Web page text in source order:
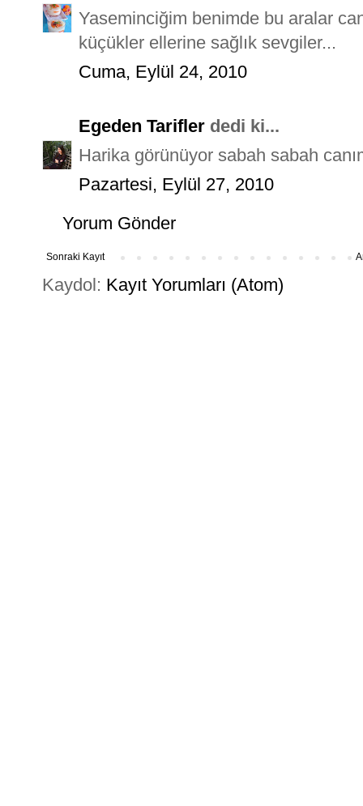
Yaseminciğim benimde bu aralar
küçükler ellerine sağlık sevgiler...
Cuma, Eylül 24, 2010
Egeden Tarifler dedi ki...
Harika görünüyor sabah sabah
Pazartesi, Eylül 27, 2010
Yorum Gönder
Sonraki Kayıt
Kaydol: Kayıt Yorumları (Atom)